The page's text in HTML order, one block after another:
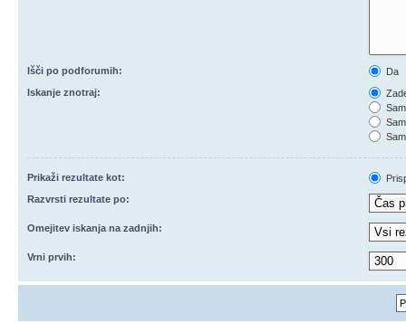
Išči po podforumih:
Da
Iskanje znotraj:
Prikaži rezultate kot:
Razvrsti rezultate po:
Omejitev iskanja na zadnjih:
Vrni prvih: